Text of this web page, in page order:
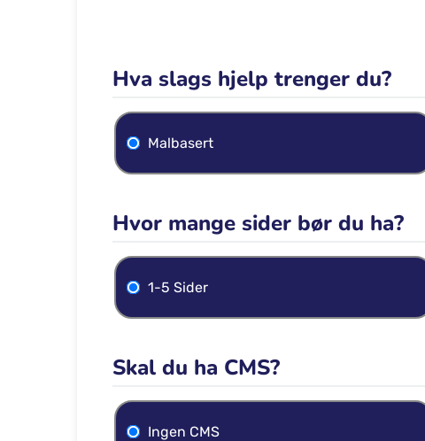
Hva slags hjelp trenger du?
Malbasert
Hvor mange sider bør du ha?
1-5 Sider
Skal du ha CMS?
Ingen CMS